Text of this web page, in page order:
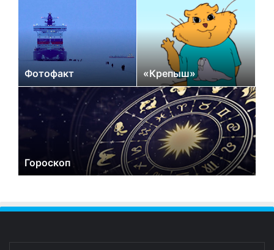
Фотофакт «Крепыш»
Гороскоп